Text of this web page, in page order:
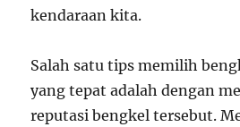
kendaraan kita.
Salah satu tips memilih
yang tepat adalah dengan
reputasi bengkel tersebut.